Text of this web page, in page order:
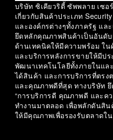
บริษัท ซิเคียวริตี้ ซัพพลาย เซอ
เกี่ยวกับสินค้าประเภท
และองค์กรต่างๆทั้งภาครัฐ แล
ยึดหลักคุณภาพสินค้าเป็นอันดั
ด้านเทคนิคให้มีความพร้อม ใ
และบริการหลังการขายให้มีป
พัฒนาเทคโนโลยีทั้งภายในแล
ได้สินค้า และการบริการที่ตรง
และคุณภาพดีที่สุด ทางบริษัท
“การบริการดี คุณภาพดี และค
ทำงานมาตลอด เพื่อพลักดันสิ
ให้มีคุณภาพเพื่อรองรับตลาดใ